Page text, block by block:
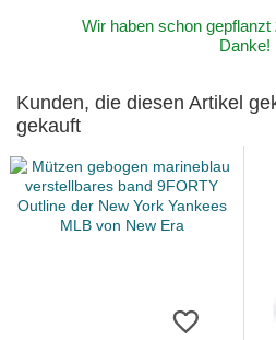
Wir haben schon gepflanzt
Danke!
Kunden, die diesen Artikel
gekauft